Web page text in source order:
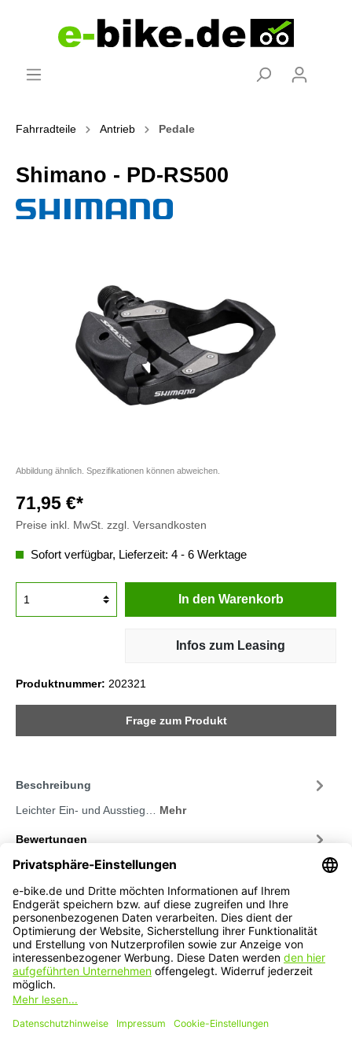
Fahrradteile Antrieb Pedale
Shimano - PD-RS500
Abbildung ähnlich. Spezifikationen können abweichen.
71,95 €*
Preise inkl. MwSt. zzgl. Versandkosten
Sofort verfügbar, Lieferzeit: 4 - 6 Werktage
In den Warenkorb
Infos zum Leasing
Produktnummer: 202321
Frage zum Produkt
Beschreibung
Leichter Ein- und Ausstieg… Mehr
Bewertungen
Service-Hotline
Service
Informationen